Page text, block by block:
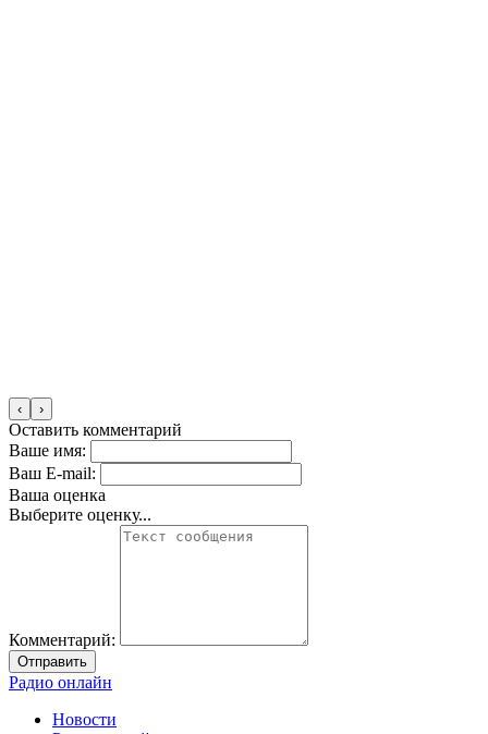
‹ ›
Оставить комментарий
Ваше имя:
Ваш E-mail:
Ваша оценка
Выберите оценку...
Комментарий:
Отправить
Радио онлайн
Новости